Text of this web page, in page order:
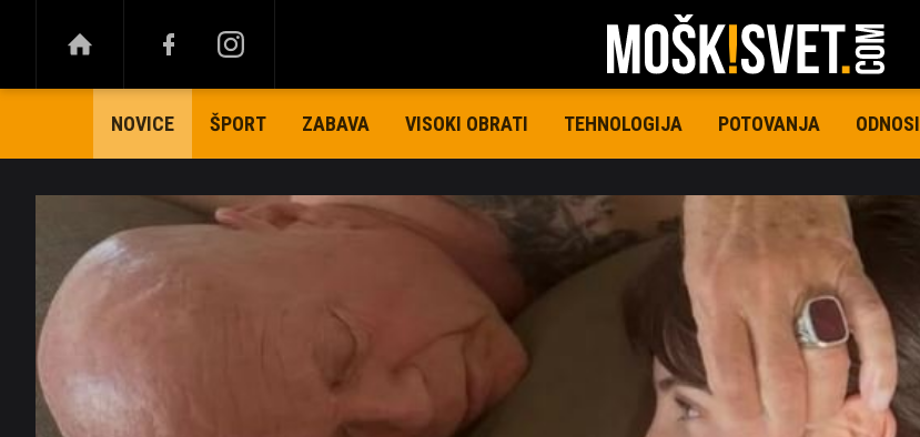
NOVICE ŠPORT ZABAVA VISOKI OBRATI TEHNOLOGIJA POTOVANJA ODNOSI